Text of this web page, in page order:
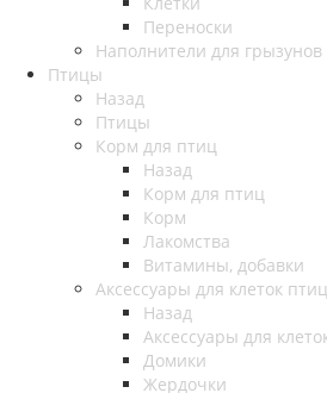
Переноски
Наполнители для грызунов
Птицы
Назад
Птицы
Корм для птиц
Назад
Корм для птиц
Корм
Лакомства
Витамины, добавки
Аксессуары для клеток
Назад
Аксессуары для
Домики
Жердочки